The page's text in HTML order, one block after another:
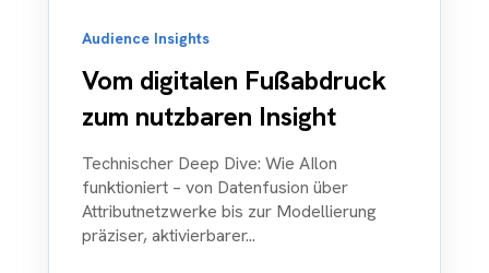
Audience Insights
Vom digitalen Fußabdruck
zum nutzbaren Insight
Technischer Deep Dive: Wie AIlon
funktioniert – von Datenfusion über
Attributnetzwerke bis zur Modellierung
präziser, aktivierbarer...